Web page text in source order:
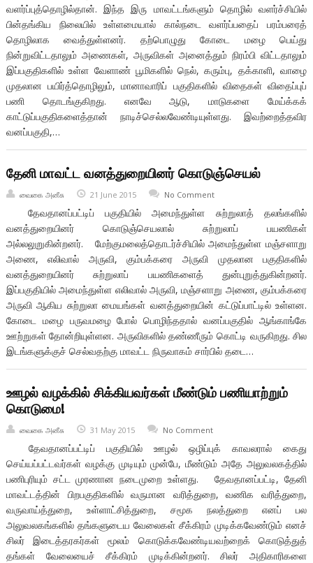
வளர்ப்புத்தொழில்தான். இந்த இரு மாவட்டங்களும் தொழில் வளர்ச்சியில்
பின்தங்கிய நிலையில் உள்ளமையால் கால்நடை வளர்ப்பதைப் பரம்பரைத்
தொழிலாக வைத்துள்ளனர். தற்பொழுது கோடை மழை பெய்து
நின்றுவிட்டதாலும் அணைகள், அருவிகள் அனைத்தும் நிரம்பி விட்டதாலும்
இப்பகுதிகளில் உள்ள வேளாண் பூமிகளில் நெல், கரும்பு, தக்காளி, வாழை
முதலான பயிர்த்தொழிலும், மானாவாரிப் பகுதிகளில் விதைகள் விதைப்புப்
பணி தொடங்குகிறது. எனவே ஆடு, மாடுகளை மேய்க்கக்
காட்டுப்பகுதிகளைத்தான் நாடிச்செல்லவேண்டியுள்ளது. இவற்றைத்தவிர
வனப்பகுதி,…
தேனி மாவட்ட வனத்துறையினர் கொடுஞ்செயல்
வைகை அனீசு 21 June 2015 No Comment
தேவதானப்பட்டிப் பகுதியில் அமைந்துள்ள சுற்றுலாத் தலங்களில்
வனத்துறையினர் கொடுஞ்செயலால் சுற்றுலாப் பயணிகள்
அல்லலுறுகின்றனர். மேற்குமலைத்தொடர்ச்சியில் அமைந்துள்ள மஞ்சளாறு
அணை, எலிவால் அருவி, கும்பக்கரை அருவி முதலான பகுதிகளில்
வனத்துறையினர் சுற்றுலாப் பயணிகளைத் துன்புறுத்துகின்றனர்.
இப்பகுதியில் அமைந்துள்ள எலிவால் அருவி, மஞ்சளாறு அணை, கும்பக்கரை
அருவி ஆகிய சுற்றுலா மையங்கள் வனத்துறையின் கட்டுப்பாட்டில் உள்ளன.
கோடை மழை பருவமழை போல் பொழிந்ததால் வனப்பகுதில் ஆங்காங்கே
ஊற்றுகள் தோன்றியுள்ளன. அருவிகளில் தண்ணீரும் கொட்டி வருகிறது. சில
இடங்களுக்குச் செல்வதற்கு மாவட்ட நிருவாகம் சார்பில் தடை…
ஊழல் வழக்கில் சிக்கியவர்கள் மீண்டும் பணியாற்றும்
கொடுமை!
வைகை அனீசு 31 May 2015 No Comment
தேவதானப்பட்டிப் பகுதியில் ஊழல் ஒழிப்புக் காவலரால் கைது
செய்யப்பட்டவர்கள் வழக்கு முடியும் முன்பே, மீண்டும் அதே அலுவலகத்தில்
பணிபுரியும் சட்ட முரணான நடைமுறை உள்ளது. தேவதானப்பட்டி, தேனி
மாவட்டத்தின் பிறபகுதிகளில் வருமான வரித்துறை, வணிக வரித்துறை,
வருவாய்த்துறை, உள்ளாட்சித்துறை, சமூக நலத்துறை எனப் பல
அலுவலகங்களில் தங்களுடைய வேலைகள் சீக்கிரம் முடிக்கவேண்டும் எனச்
சிலர் இடைத்தரகர்கள் மூலம் கொடுக்கவேண்டியவற்றைக் கொடுத்துத்
தங்கள் வேலையைச் சீக்கிரம் முடிக்கின்றனர். சிலர் அதிகாரிகளை